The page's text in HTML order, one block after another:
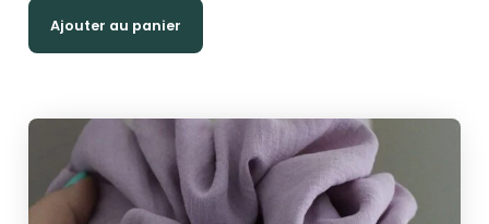
Ajouter au panier